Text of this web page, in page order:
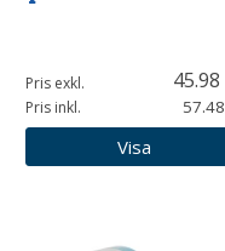
Pris exkl. 45.98
Pris inkl. 57.48
Visa